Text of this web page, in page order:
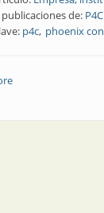
de: P4C
p4c phoenix
about Apareció un